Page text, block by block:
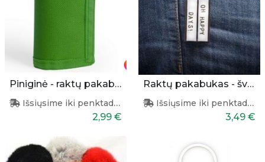
Piniginė - raktų pakabukas
Išsiųsime iki penktadienio
2,99 €
Raktų pakabukas - šviesdežė
Išsiųsime iki penktadienio
3,49 €